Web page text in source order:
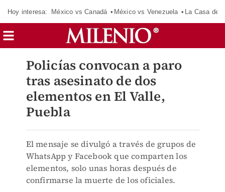
Hoy interesa: México vs Canadá México vs Venezuela La Casa de
Policías convocan a paro
tras asesinato de dos
elementos en El Valle,
Puebla
El mensaje se divulgó a través de grupos de
WhatsApp y Facebook que comparten los
elementos, solo unas horas después de
confirmarse la muerte de los oficiales.